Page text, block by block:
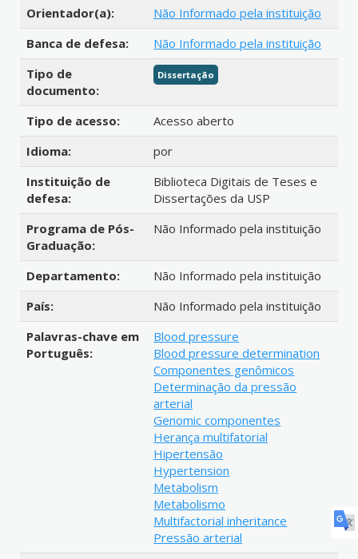
Orientador(a):
Não Informado pela instituição
Banca de defesa:
Não Informado pela instituição
Tipo de
documento:
Dissertação
Tipo de acesso:
Acesso aberto
Idioma:
por
Instituição de
defesa:
Biblioteca Digitais de Teses e
Dissertações da USP
Programa de Pós-
Graduação:
Não Informado pela instituição
Departamento:
Não Informado pela instituição
País:
Não Informado pela instituição
Palavras-chave em
Português:
Blood pressure
Blood pressure determination
Componentes genômicos
Determinação da pressão
arterial
Genomic componentes
Herança multifatorial
Hipertensão
Hypertension
Metabolism
Metabolismo
Multifactorial inheritance
Pressão arterial